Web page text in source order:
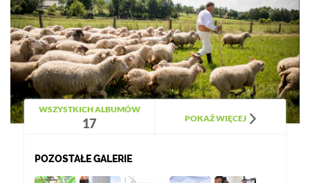
WSZYSTKICH ALBUMÓW
17 POKAŻ WIĘCEJ
POZOSTAŁE GALERIE